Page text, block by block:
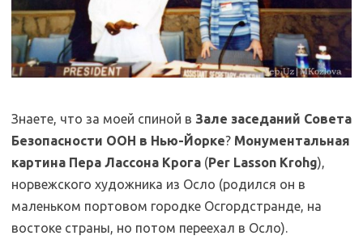
Знаете, что за моей спиной в Зале заседаний Совета
Безопасности ООН в Нью-Йорке? Монументальная
картина Пера Лассона Крога (Per Lasson Krohg),
норвежского художника из Осло (родился он в
маленьком портовом городке Осгордстранде, на
востоке страны, но потом переехал в Осло).